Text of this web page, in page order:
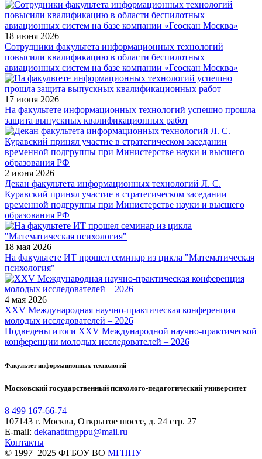
18 июня 2026
Сотрудники факультета информационных технологий
повысили квалификацию в области беспилотных
авиационных систем на базе компании «Геоскан Москва»
17 июня 2026
На факультете информационных технологий успешно прошла
защита выпускных квалификационных работ
2 июня 2026
Декан факультета информационных технологий Л. С.
Куравский принял участие в стратегическом заседании
временной подгруппы при Министерстве науки и высшего
образования РФ
18 мая 2026
На факультете ИТ прошел семинар из цикла "Математическая
психология"
4 мая 2026
XXV Международная научно-практическая конференция
молодых исследователей – 2026
Подведены итоги XXV Международной научно-практической
конференции молодых исследователей – 2026
Факультет информационных технологий
Московский государственный психолого-педагогический университет
8 499 167-66-74
107143 г. Москва, Открытое шоссе, д. 24 стр. 27
E-mail: dekanatitmgppu@mail.ru
Контакты
© 1997–2025 ФГБОУ ВО МГППУ